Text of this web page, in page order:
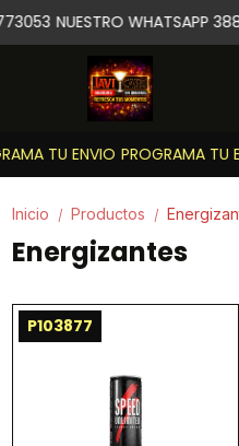
TU ENVIO PROGRAMA TU
NUESTRO WHATSAPP
Inicio / Productos /
Energizantes
P103877